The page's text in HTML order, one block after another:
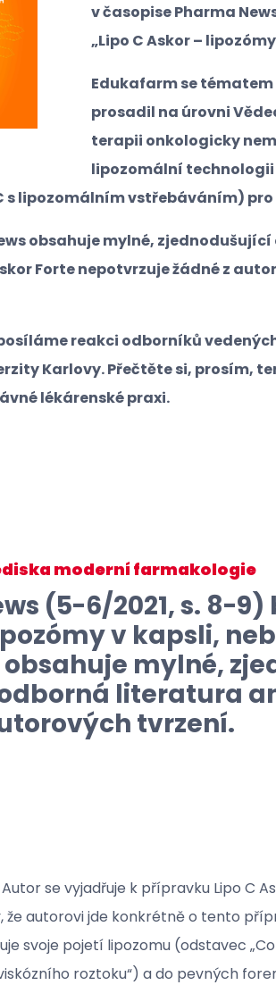
v časopise Pharma
„Lipo C Askor –
Edukafarm se
prosadil na úrovni
terapii onkologicky
lipozomální
lipozomálním vstřebáváním) pro
obsahuje mylné,
Forte nepotvrzuje žádné z
reakci odborníků
Karlovy. Přečtěte si, prosím,
lékárenské praxi.
moderní farmakologie
(5-6/2021, s. 8-
v kapsli,
mylné,
literatura
tvrzení.
se vyjadřuje k přípravku Lipo C
že autorovi jde konkrétně o tento
svoje pojetí lipozomu (odstavec
roztoku“) a do pevných